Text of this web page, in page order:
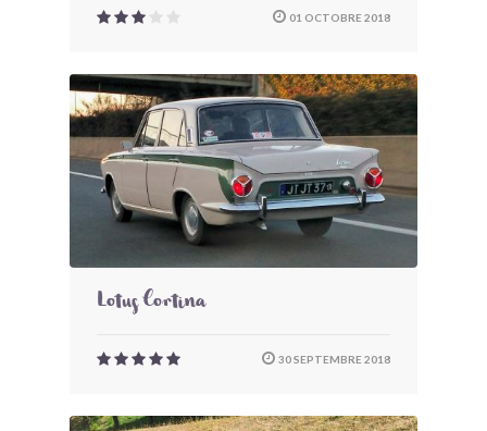
01 OCTOBRE 2018
Lotus Cortina
30 SEPTEMBRE 2018